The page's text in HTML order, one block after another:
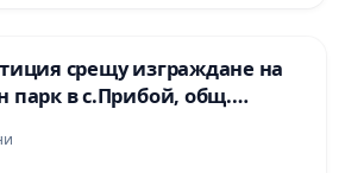
срещу изграждане на
парк в с.Прибой, общ.